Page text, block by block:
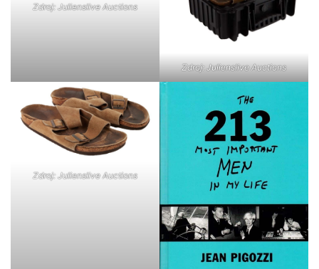
Zdroj: Julienslive Auctions
Zdroj: Julienslive Auctions
Zdroj: Julienslive Auctions